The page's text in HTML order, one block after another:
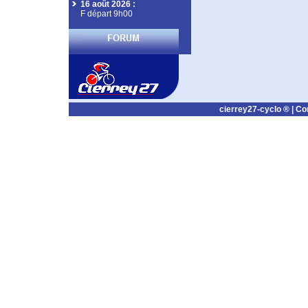
16 août 2026 :
F départ 9h00
cierrey27-cyclo ® |